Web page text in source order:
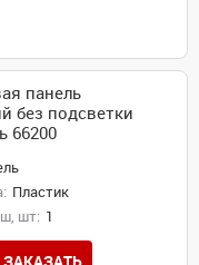
панель
без подсветки
66200
Пластик
шт: 1